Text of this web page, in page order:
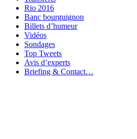
Rio 2016
Banc bourguignon
Billets d’humeur
Vidéos
Sondages
Top Tweets
Avis d’experts
Briefing & Contact…